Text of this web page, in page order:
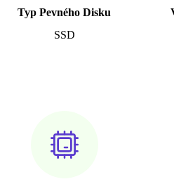
Typ Pevného Disku
SSD